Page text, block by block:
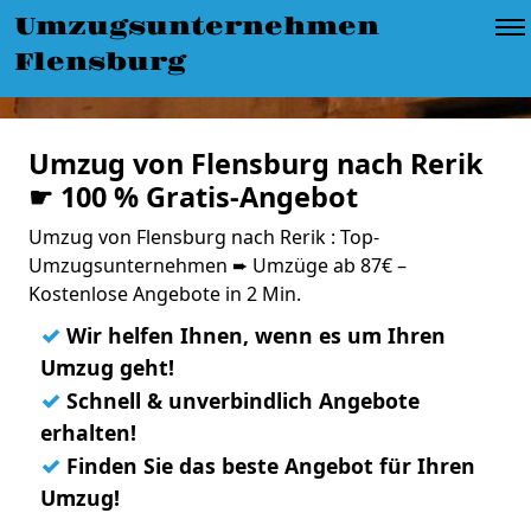
Umzugsunternehmen
Flensburg
Umzug von Flensburg nach Rerik
☛ 100 % Gratis-Angebot
Umzug von Flensburg nach Rerik : Top-
Umzugsunternehmen ➨ Umzüge ab 87€ –
Kostenlose Angebote in 2 Min.
✓ Wir helfen Ihnen, wenn es um Ihren
Umzug geht!
✓ Schnell & unverbindlich Angebote
erhalten!
✓ Finden Sie das beste Angebot für Ihren
Umzug!